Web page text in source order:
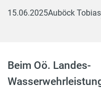
15.06.2025Auböck Tobias
Beim Oö. Landes-